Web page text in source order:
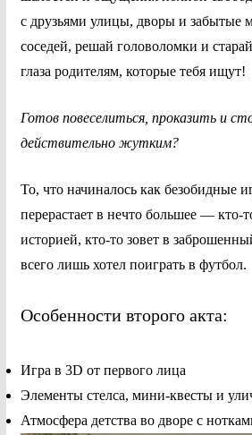
с друзьями улицы, дворы и забытые
соседей, решай головоломки и
глаза родителям, которые тебя ищут!
Готов повеселиться, проказить и
действительно жутким?
То, что начиналось как безобидные
перерастает в нечто большее — кто-
историей, кто-то зовет в
всего лишь хотел поиграть в футбол.
Особенности второго акта:
Игра в 3D от первого лица
Элементы стелса, мини-квесты и
Атмосфера детства во дворе с